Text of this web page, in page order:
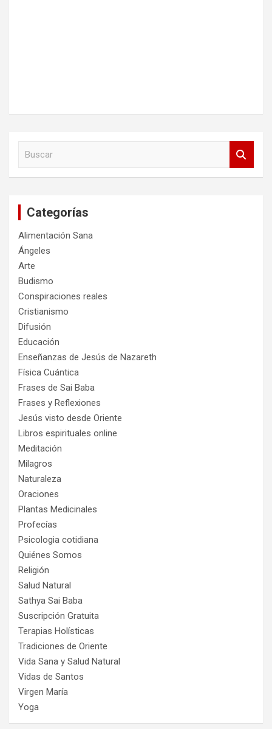
Categorías
Alimentación Sana
Ángeles
Arte
Budismo
Conspiraciones reales
Cristianismo
Difusión
Educación
Enseñanzas de Jesús de Nazareth
Física Cuántica
Frases de Sai Baba
Frases y Reflexiones
Jesús visto desde Oriente
Libros espirituales online
Meditación
Milagros
Naturaleza
Oraciones
Plantas Medicinales
Profecías
Psicologia cotidiana
Quiénes Somos
Religión
Salud Natural
Sathya Sai Baba
Suscripción Gratuita
Terapias Holísticas
Tradiciones de Oriente
Vida Sana y Salud Natural
Vidas de Santos
Virgen María
Yoga